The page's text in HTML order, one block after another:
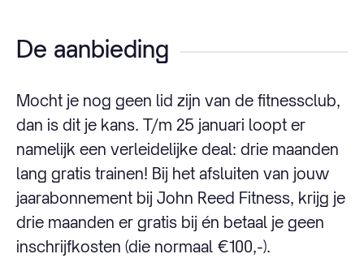
De aanbieding
Mocht je nog geen lid zijn van de fitnessclub,
dan is dit je kans. T/m 25 januari loopt er
namelijk een verleidelijke deal: drie maanden
lang gratis trainen! Bij het afsluiten van jouw
jaarabonnement bij John Reed Fitness, krijg je
drie maanden er gratis bij én betaal je geen
inschrijfkosten (die normaal €100,-).